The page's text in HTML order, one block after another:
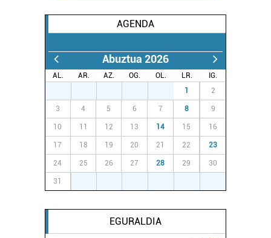
AGENDA
Abuztua 2026
AL. AR. AZ. OG. OL. LR.
IG.
1 2
3 4 5 6 7 8 9
10 11 12 13 14 15 16
17 18 19 20 21 22 23
24 25 26 27 28 29 30
31
EGURALDIA